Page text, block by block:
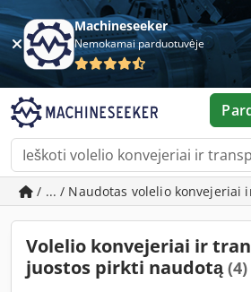
Machineseeker
Nemokamai parduotuvėje
/ ... / Naudotas volelio konvejeriai
Volelio konvejeriai ir
juostos pirkti naudotą(4)